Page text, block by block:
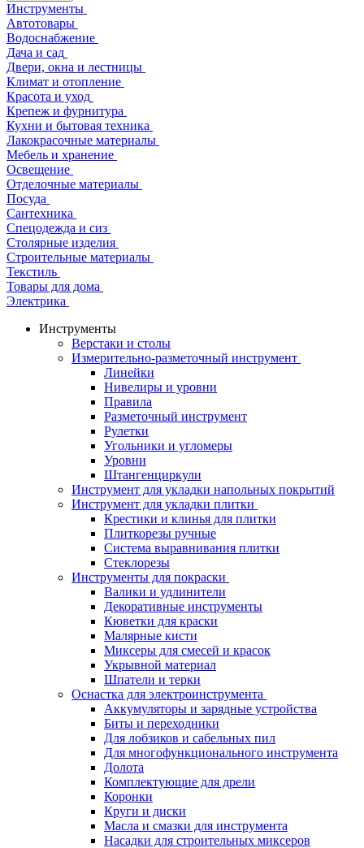
Инструменты
Автотовары
Водоснабжение
Дача и сад
Двери, окна и лестницы
Климат и отопление
Красота и уход
Крепеж и фурнитура
Кухни и бытовая техника
Лакокрасочные материалы
Мебель и хранение
Освещение
Отделочные материалы
Посуда
Сантехника
Спецодежда и сиз
Столярные изделия
Строительные материалы
Текстиль
Товары для дома
Электрика
Инструменты
Верстаки и столы
Измерительно-разметочный инструмент
Линейки
Нивелиры и уровни
Правила
Разметочный инструмент
Рулетки
Угольники и угломеры
Уровни
Штангенциркули
Инструмент для укладки напольных покрытий
Инструмент для укладки плитки
Крестики и клинья для плитки
Плиткорезы ручные
Система выравнивания плитки
Стеклорезы
Инструменты для покраски
Валики и удлинители
Декоративные инструменты
Кюветки для краски
Малярные кисти
Миксеры для смесей и красок
Укрывной материал
Шпатели и терки
Оснастка для электроинструмента
Аккумуляторы и зарядные устройства
Биты и переходники
Для лобзиков и сабельных пил
Для многофункционального инструмента
Долота
Комплектующие для дрели
Коронки
Круги и диски
Масла и смазки для инструмента
Насадки для строительных миксеров